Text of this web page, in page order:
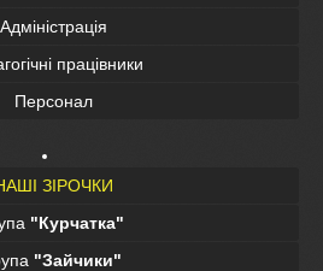
Адміністрація
працівники
Персонал
ЗІРОЧКИ
"Курчатка"
"Зайчики"